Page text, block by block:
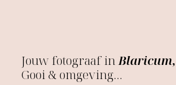
Jouw fotograaf inBlaricum,
Gooi & omgeving…